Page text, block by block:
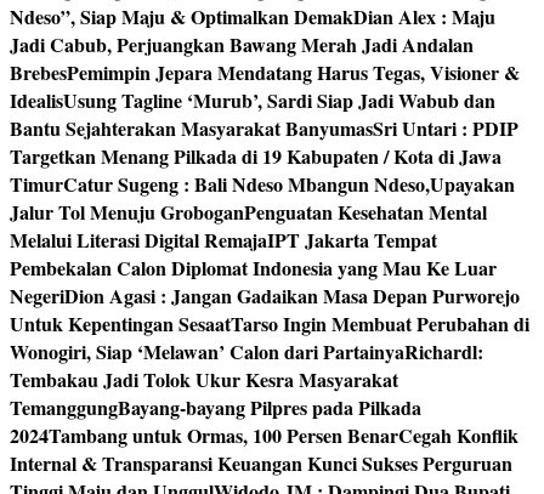
Ndeso”, Siap Maju & Optimalkan DemakDian Alex : Maju
Jadi Cabub, Perjuangkan Bawang Merah Jadi Andalan
BrebesPemimpin Jepara Mendatang Harus Tegas, Visioner &
IdealisUsung Tagline ‘Murub’, Sardi Siap Jadi Wabub dan
Bantu Sejahterakan Masyarakat BanyumasSri Untari : PDIP
Targetkan Menang Pilkada di 19 Kabupaten / Kota di Jawa
TimurCatur Sugeng : Bali Ndeso Mbangun Ndeso,Upayakan
Jalur Tol Menuju GroboganPenguatan Kesehatan Mental
Melalui Literasi Digital RemajaIPT Jakarta Tempat
Pembekalan Calon Diplomat Indonesia yang Mau Ke Luar
NegeriDion Agasi : Jangan Gadaikan Masa Depan Purworejo
Untuk Kepentingan SesaatTarso Ingin Membuat Perubahan di
Wonogiri, Siap ‘Melawan’ Calon dari PartainyaRichardl:
Tembakau Jadi Tolok Ukur Kesra Masyarakat
TemanggungBayang-bayang Pilpres pada Pilkada
2024Tambang untuk Ormas, 100 Persen BenarCegah Konflik
Internal & Transparansi Keuangan Kunci Sukses Perguruan